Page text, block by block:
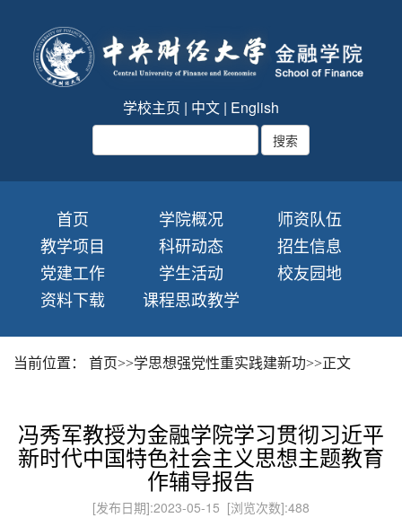
学校主页 | 中文 | English
首页 学院概况
师资队伍
教学项目
科研动态
招生信息
党建工作
学生活动
校友园地
资料下载
课程思政教学
当前位置： 首页>>学思想强党性重实践建新功>>正文
冯秀军教授为金融学院学习贯彻习近平
新时代中国特色社会主义思想主题教育
作辅导报告
[发布日期]:2023-05-15 [浏览次数]:488